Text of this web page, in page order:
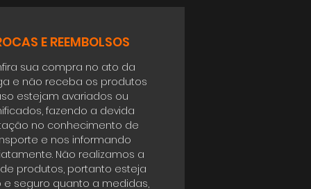
E REEMBOLSOS
sua compra no ato da
e não receba os produtos
estejam avariados ou
fazendo a devida
no conhecimento de
e nos informando
Não realizamos a
produtos, portanto esteja
e seguro quanto a medidas,